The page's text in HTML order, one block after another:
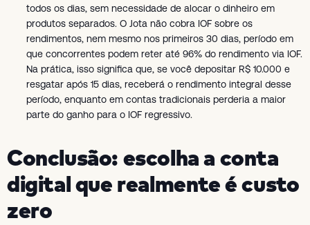
todos os dias, sem necessidade de alocar o dinheiro em
produtos separados. O Jota não cobra IOF sobre os
rendimentos, nem mesmo nos primeiros 30 dias, período em
que concorrentes podem reter até 96% do rendimento via IOF.
Na prática, isso significa que, se você depositar R$ 10.000 e
resgatar após 15 dias, receberá o rendimento integral desse
período, enquanto em contas tradicionais perderia a maior
parte do ganho para o IOF regressivo.
Conclusão: escolha a conta
digital que realmente é custo
zero